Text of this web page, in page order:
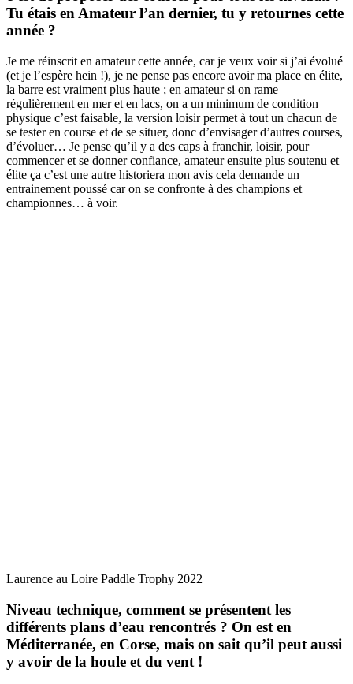
Tu étais en Amateur l’an dernier, tu y retournes cette
année ?
Je me réinscrit en amateur cette année, car je veux voir si j’ai évolué
(et je l’espère hein !), je ne pense pas encore avoir ma place en élite,
la barre est vraiment plus haute ; en amateur si on rame
régulièrement en mer et en lacs, on a un minimum de condition
physique c’est faisable, la version loisir permet à tout un chacun de
se tester en course et de se situer, donc d’envisager d’autres courses,
d’évoluer… Je pense qu’il y a des caps à franchir, loisir, pour
commencer et se donner confiance, amateur ensuite plus soutenu et
élite ça c’est une autre historiera mon avis cela demande un
entrainement poussé car on se confronte à des champions et
championnes… à voir.
Laurence au Loire Paddle Trophy 2022
Niveau technique, comment se présentent les
différents plans d’eau rencontrés ? On est en
Méditerranée, en Corse, mais on sait qu’il peut aussi
y avoir de la houle et du vent !